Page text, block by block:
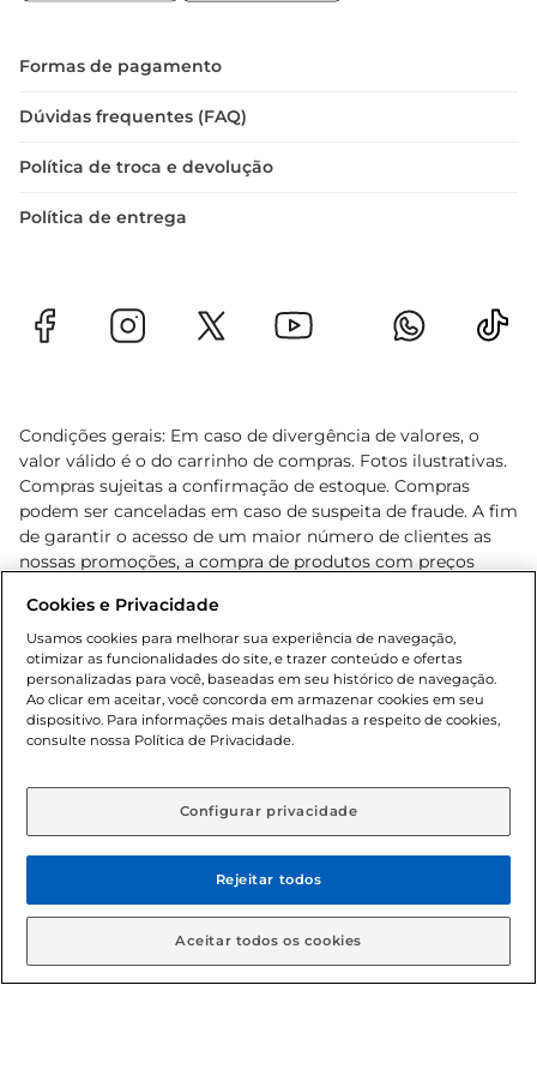
Formas de pagamento
Dúvidas frequentes (FAQ)
Política de troca e devolução
Política de entrega
Condições gerais: Em caso de divergência de valores, o
valor válido é o do carrinho de compras. Fotos ilustrativas.
Compras sujeitas a confirmação de estoque. Compras
podem ser canceladas em caso de suspeita de fraude. A fim
de garantir o acesso de um maior número de clientes as
nossas promoções, a compra de produtos com preços
cliente. Os preços, ofertas e condições são exclusivos para
o e-commerce e válidos durante o dia de hoje, podendo
sofrer alterações sem prévia notificação. Proibida a venda
de bebidas alcoólicas para menores de 18 anos, conforme
Lei n.º 8069/90, art. 81, inciso II (Estatuto da Criança e do
Adolescente). Preços e condições exclusivos para o
aviso prévio. O valor mínimo para as compras on-line é de
© 2026 Copyright. Todos os direitos
reservados Gbarbosa.
Cookies e Privacidade
Usamos cookies para melhorar sua experiência de navegação,
otimizar as funcionalidades do site, e trazer conteúdo e ofertas
personalizadas para você, baseadas em seu histórico de navegação.
Ao clicar em aceitar, você concorda em armazenar cookies em seu
dispositivo. Para informações mais detalhadas a respeito de cookies,
consulte nossa Política de Privacidade.
Configurar privacidade
Rejeitar todos
Aceitar todos os cookies